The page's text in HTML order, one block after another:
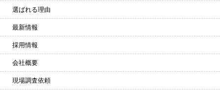
選ばれる理由
最新情報
採用情報
会社概要
現場調査依頼